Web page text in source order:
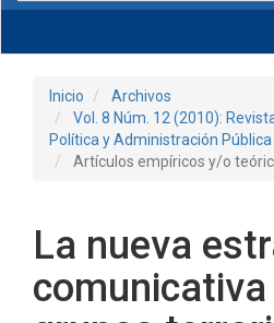
Inicio
Archivos
Vol. 8 Núm. 12 (2010):
Política y Administración Pública
Artículos empíricos y/o
La nueva